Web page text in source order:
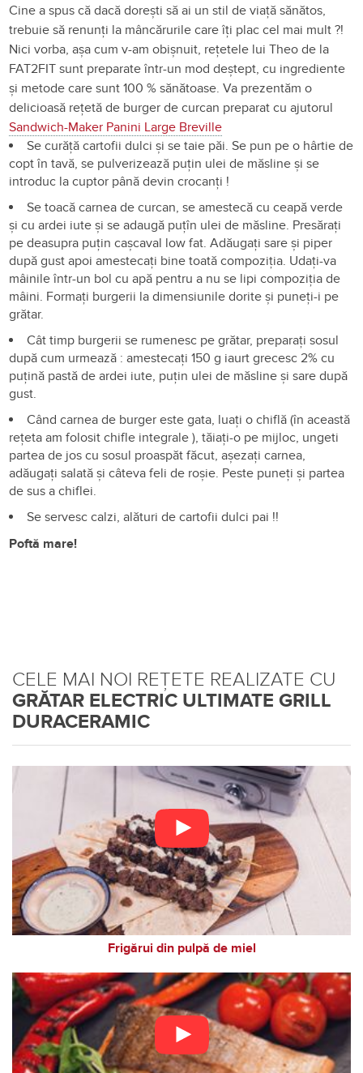
Cine a spus că dacă dorești să ai un stil de viață sănătos,
trebuie să renunți la mâncărurile care îți plac cel mai mult ?!
Nici vorba, așa cum v-am obișnuit, rețetele lui Theo de la
FAT2FIT sunt preparate într-un mod deștept, cu ingrediente
și metode care sunt 100 % sănătoase. Va prezentăm o
delicioasă rețetă de burger de curcan preparat cu ajutorul
Sandwich-Maker Panini Large Breville
Se curăță cartofii dulci și se taie păi. Se pun pe o hârtie de
copt în tavă, se pulverizează puțin ulei de măsline și se
introduc la cuptor până devin crocanți !
Se toacă carnea de curcan, se amestecă cu ceapă verde
și cu ardei iute și se adaugă puțîn ulei de măsline. Presărați
pe deasupra puțin cașcaval low fat. Adăugați sare și piper
după gust apoi amestecați bine toată compoziția. Udați-va
mâinile într-un bol cu apă pentru a nu se lipi compoziția de
mâini. Formați burgerii la dimensiunile dorite și puneți-i pe
grătar.
Cât timp burgerii se rumenesc pe grătar, preparați sosul
după cum urmează : amestecați 150 g iaurt grecesc 2% cu
puțină pastă de ardei iute, puțin ulei de măsline și sare după
gust.
Când carnea de burger este gata, luați o chiflă (în această
rețeta am folosit chifle integrale ), tăiați-o pe mijloc, ungeti
partea de jos cu sosul proaspăt făcut, așezați carnea,
adăugați salată și câteva feli de roșie. Peste puneți și partea
de sus a chiflei.
Se servesc calzi, alături de cartofii dulci pai !!
Poftă mare!
CELE MAI NOI REȚETE REALIZATE CU
GRĂTAR ELECTRIC ULTIMATE GRILL
DURACERAMIC
Frigărui din pulpă de miel